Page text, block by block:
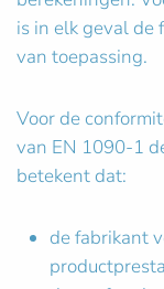
is in elk geval de
van toepassing.
Voor de
van EN 1090-1
betekent dat:
de fabrikant